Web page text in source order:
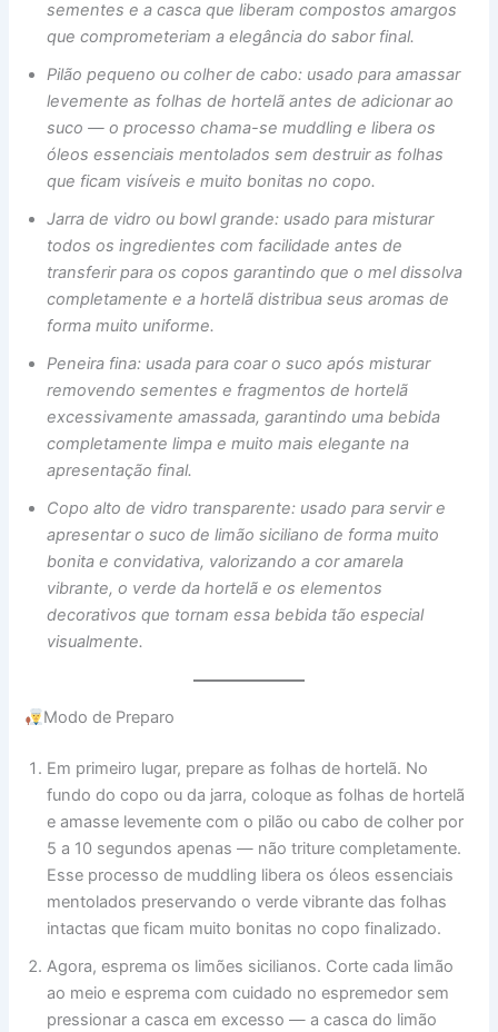
sementes e a casca que liberam compostos amargos
que comprometeriam a elegância do sabor final.
Pilão pequeno ou colher de cabo: usado para amassar
levemente as folhas de hortelã antes de adicionar ao
suco — o processo chama-se muddling e libera os
óleos essenciais mentolados sem destruir as folhas
que ficam visíveis e muito bonitas no copo.
Jarra de vidro ou bowl grande: usado para misturar
todos os ingredientes com facilidade antes de
transferir para os copos garantindo que o mel dissolva
completamente e a hortelã distribua seus aromas de
forma muito uniforme.
Peneira fina: usada para coar o suco após misturar
removendo sementes e fragmentos de hortelã
excessivamente amassada, garantindo uma bebida
completamente limpa e muito mais elegante na
apresentação final.
Copo alto de vidro transparente: usado para servir e
apresentar o suco de limão siciliano de forma muito
bonita e convidativa, valorizando a cor amarela
vibrante, o verde da hortelã e os elementos
decorativos que tornam essa bebida tão especial
visualmente.
Modo de Preparo
Em primeiro lugar, prepare as folhas de hortelã. No
fundo do copo ou da jarra, coloque as folhas de hortelã
e amasse levemente com o pilão ou cabo de colher por
5 a 10 segundos apenas — não triture completamente.
Esse processo de muddling libera os óleos essenciais
mentolados preservando o verde vibrante das folhas
intactas que ficam muito bonitas no copo finalizado.
Agora, esprema os limões sicilianos. Corte cada limão
ao meio e esprema com cuidado no espremedor sem
pressionar a casca em excesso — a casca do limão